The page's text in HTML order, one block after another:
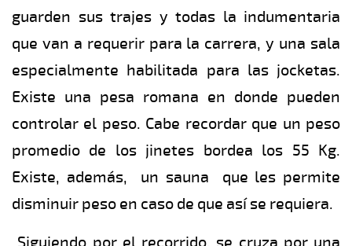
guarden sus trajes y todas la indumentaria
que van a requerir para la carrera, y una sala
especialmente habilitada para las jocketas.
Existe una pesa romana en donde pueden
controlar el peso. Cabe recordar que un peso
promedio de los jinetes bordea los 55 Kg.
Existe, además, un sauna que les permite
disminuir peso en caso de que así se requiera.